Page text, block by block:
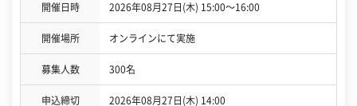
開催日時 2026年08月27日(木) 15:00〜16:00
開催場所 オンラインにて実施
募集人数 300名
申込締切 2026年08月27日(木) 14:00